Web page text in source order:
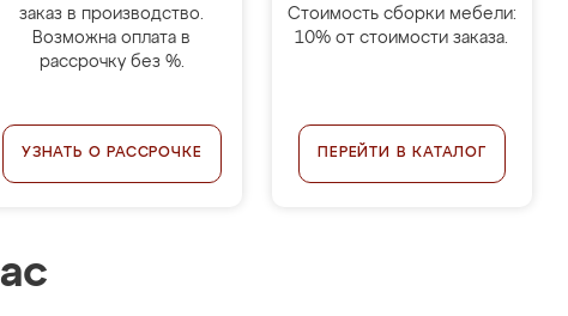
заказ в производство.
Возможна оплата в
рассрочку без %.
УЗНАТЬ О РАССРОЧКЕ
Стоимость сборки мебели:
10% от стоимости заказа.
ПЕРЕЙТИ В КАТАЛОГ